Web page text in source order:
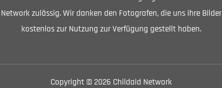
Network zulässig. Wir danken den Fotografen, die uns ihre Bilder
kostenlos zur Nutzung zur Verfügung gestellt haben.
Copyright © 2026 Childaid Network